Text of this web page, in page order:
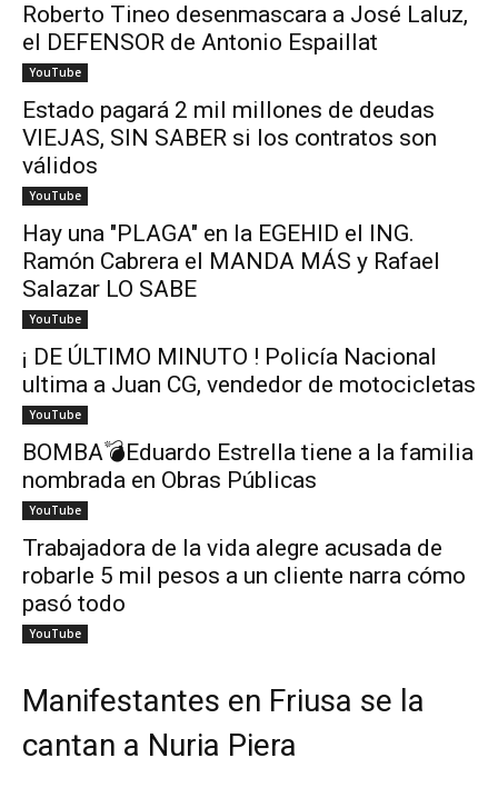
Roberto Tineo desenmascara a José Laluz,
el DEFENSOR de Antonio Espaillat
YouTube
Estado pagará 2 mil millones de deudas
VIEJAS, SIN SABER si los contratos son
válidos
YouTube
Hay una "PLAGA" en la EGEHID el ING.
Ramón Cabrera el MANDA MÁS y Rafael
Salazar LO SABE
YouTube
¡ DE ÚLTIMO MINUTO ! Policía Nacional
ultima a Juan CG, vendedor de motocicletas
YouTube
BOMBA💣Eduardo Estrella tiene a la familia
nombrada en Obras Públicas
YouTube
Trabajadora de la vida alegre acusada de
robarle 5 mil pesos a un cliente narra cómo
pasó todo
YouTube
Manifestantes en Friusa se la
cantan a Nuria Piera